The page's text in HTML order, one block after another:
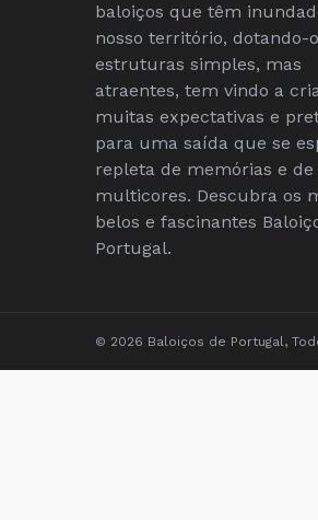
baloiços que têm
nosso território, dotando-
estruturas simples, mas
atraentes, tem vindo a
muitas expectativas e
para uma saída que se
repleta de memórias e
multicores. Descubra os
belos e fascinantes
Portugal.
© 2026 Baloiços de Portugal,